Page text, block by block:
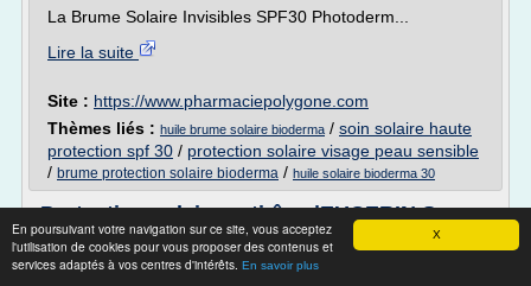
X
En poursuivant votre navigation sur ce site, vous acceptez
l'utilisation de cookies pour vous proposer des contenus et
services adaptés à vos centres d'intérêts. En savoir plus
La Brume Solaire Invisibles SPF30 Photoderm...
Lire la suite
Site : https://www.pharmaciepolygone.com
Thèmes liés : huile brume solaire bioderma / soin solaire haute
protection spf 30 / protection solaire visage peau sensible
/ brume protection solaire bioderma / huile solaire bioderma 30
Protection solaire anti-âge |EUCERIN Sun
Fluid Anti-Âge 50 ...
EUCERIN Sun Fluid Anti-Âge 50